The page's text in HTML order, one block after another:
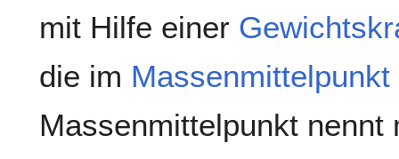
mit Hilfe einer
die im Massenmittelpunkt
Massenmittelpunkt nennt